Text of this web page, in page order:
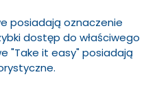
posiadają oznaczenie
dostęp do właściwego
"Take it easy" posiadają